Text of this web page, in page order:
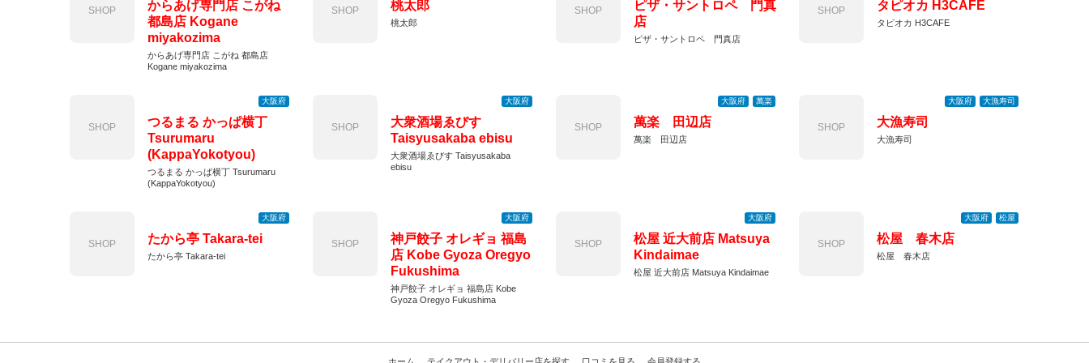
SHOP
からあげ専門店 こがね
都島店 Kogane
miyakozima
からあげ専門店 こがね 都島店
Kogane miyakozima
SHOP 桃太郎
桃太郎
SHOP
ピザ・サントロペ 門真
店
ピザ・サントロペ 門真店
SHOP タピオカ H3CAFE
タピオカ H3CAFE
SHOP
大阪府
つるまる かっぱ横丁
Tsurumaru
(KappaYokotyou)
つるまる かっぱ横丁 Tsurumaru
(KappaYokotyou)
SHOP
大阪府
大衆酒場ゑびす
Taisyusakaba ebisu
大衆酒場ゑびす Taisyusakaba
ebisu
SHOP
大阪府 萬楽
萬楽 田辺店
萬楽 田辺店
SHOP
大阪府 大漁寿司
大漁寿司
大漁寿司
SHOP
大阪府
たから亭 Takara-tei
たから亭 Takara-tei
SHOP
大阪府
神戸餃子 オレギョ 福島
店 Kobe Gyoza Oregyo
Fukushima
神戸餃子 オレギョ 福島店 Kobe
Gyoza Oregyo Fukushima
SHOP
大阪府
松屋 近大前店 Matsuya
Kindaimae
松屋 近大前店 Matsuya Kindaimae
SHOP
大阪府 松屋
松屋 春木店
松屋 春木店